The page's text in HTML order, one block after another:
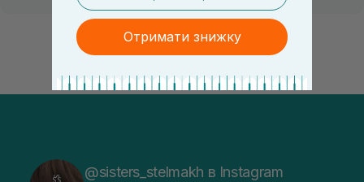
@sisters_stelmakh в Instagram
Отримати знижку